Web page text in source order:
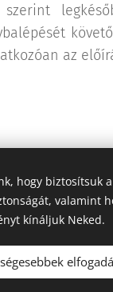
szerint
az
hogy biztosítsuk
valamint
kínáljuk Neked.